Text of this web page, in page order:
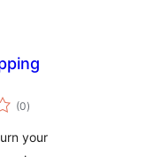
(0vlerësime
gjithsej
)
your